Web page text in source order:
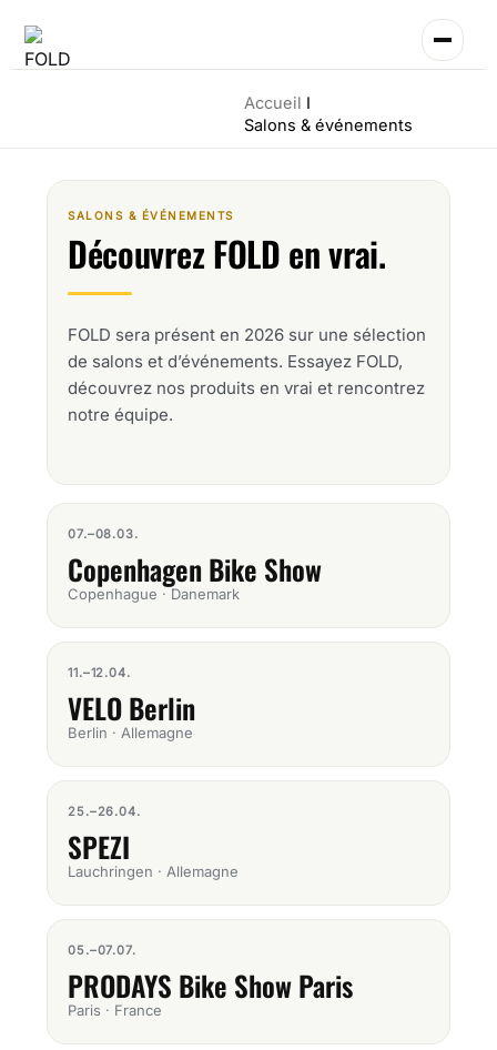
contenu
Accueil
Salons & événements
SALONS & ÉVÉNEMENTS
Découvrez FOLD en vrai.
FOLD sera présent en 2026 sur une sélection
de salons et d’événements. Essayez FOLD,
découvrez nos produits en vrai et rencontrez
notre équipe.
07.–08.03.
Copenhagen Bike Show
Copenhague · Danemark
11.–12.04.
VELO Berlin
Berlin · Allemagne
25.–26.04.
SPEZI
Lauchringen · Allemagne
05.–07.07.
PRODAYS Bike Show Paris
Paris · France